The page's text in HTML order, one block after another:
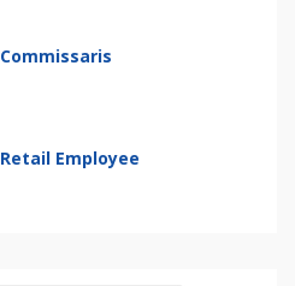
Commissaris
Retail Employee